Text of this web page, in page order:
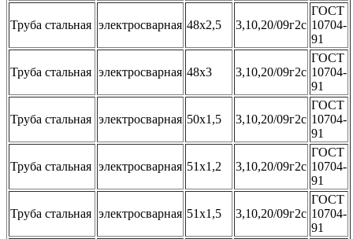
Труба стальная электросварная 48х2,5 3,10,20/09г2с
ГОСТ
10704-
91
Труба стальная электросварная 48х3 3,10,20/09г2с
ГОСТ
10704-
91
Труба стальная электросварная 50х1,5 3,10,20/09г2с
ГОСТ
10704-
91
Труба стальная электросварная 51х1,2 3,10,20/09г2с
ГОСТ
10704-
91
Труба стальная электросварная 51х1,5 3,10,20/09г2с
ГОСТ
10704-
91